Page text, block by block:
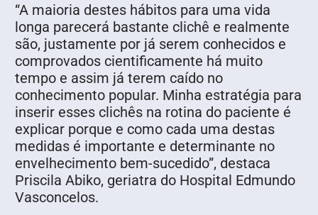
“A maioria destes hábitos para uma vida
longa parecerá bastante clichê e realmente
são, justamente por já serem conhecidos e
comprovados cientificamente há muito
tempo e assim já terem caído no
conhecimento popular. Minha estratégia para
inserir esses clichês na rotina do paciente é
explicar porque e como cada uma destas
medidas é importante e determinante no
envelhecimento bem-sucedido”, destaca
Priscila Abiko, geriatra do Hospital Edmundo
Vasconcelos.